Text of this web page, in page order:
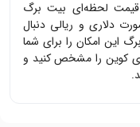
قیمت لحظه‌ای بیت برگ
دلاری و ریالی دنبال
امکان را برای شما
کوین را مشخص کنید و